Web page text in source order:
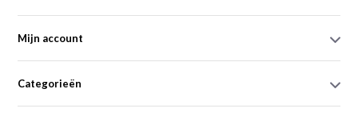
Mijn account
Categorieën